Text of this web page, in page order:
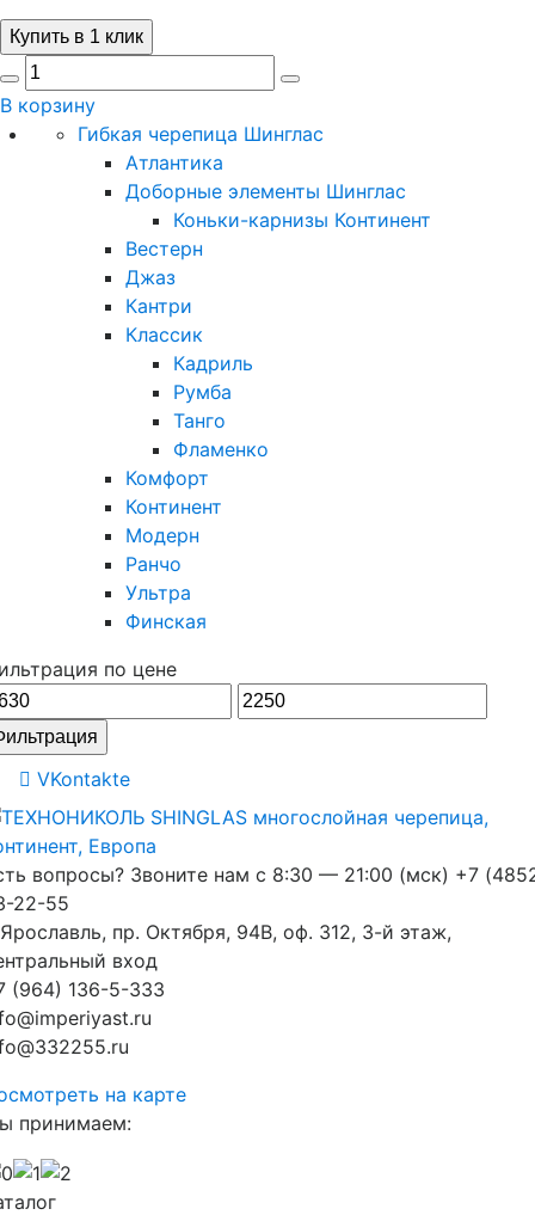
Купить в 1 клик
В корзину
Гибкая черепица Шинглас
Атлантика
Доборные элементы Шинглас
Коньки-карнизы Континент
Вестерн
Джаз
Кантри
Классик
Кадриль
Румба
Танго
Фламенко
Комфорт
Континент
Модерн
Ранчо
Ультра
Финская
по цене
Максимальная
цена
VKontakte
вопросы? Звоните нам с 8:30 — 21:00 (мск) +7
22-55
Ярославль, пр. Октября, 94В, оф. 312, 3-й этаж,
вход
(964) 136-5-333
на карте
принимаем: